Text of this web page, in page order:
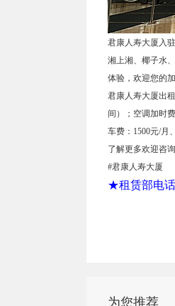
君康人寿大厦入
湘上湘、椰子水
体验，欢迎您的加
君康人寿大厦出
间）；空调加时
车费：1500元/月
了解更多欢迎咨
#君康人寿大厦
★租赁部电话
为您推荐